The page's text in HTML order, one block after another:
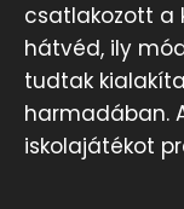
csatlakozott
hátvéd, ily
tudtak
harmadában.
iskolajátékot